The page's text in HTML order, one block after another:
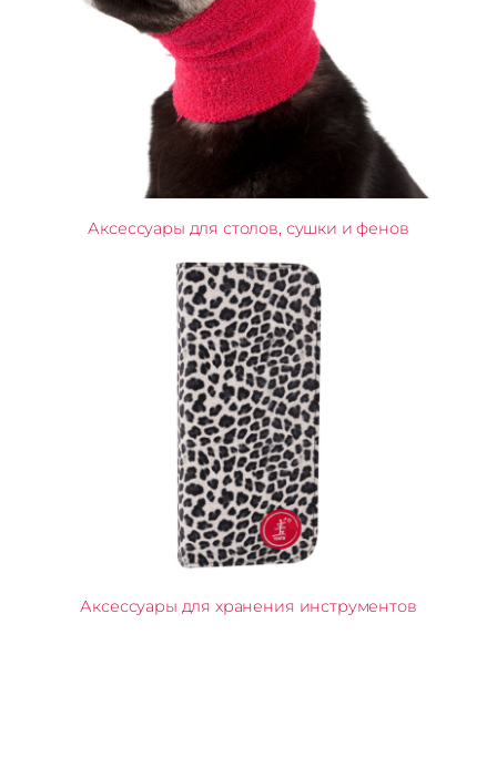
Аксессуары для столов, сушки и фенов
Аксессуары для хранения инструментов